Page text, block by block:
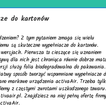
kartonów
Z tym pytaniem zmaga się wielu
skuteczne wypełniacze do kartonów.
Pierwsza to cieszące się uznaniem
nich jest chroniąca równie dobrze mata
folia biodegradowalna do pakowania.
tworzyć wspomniane wypełniacze do
urządzenia activaAir. Trzeba tylko
zwrotami uszkodzonego towaru.
Znajdziesz na niej pełną ofertę firmy